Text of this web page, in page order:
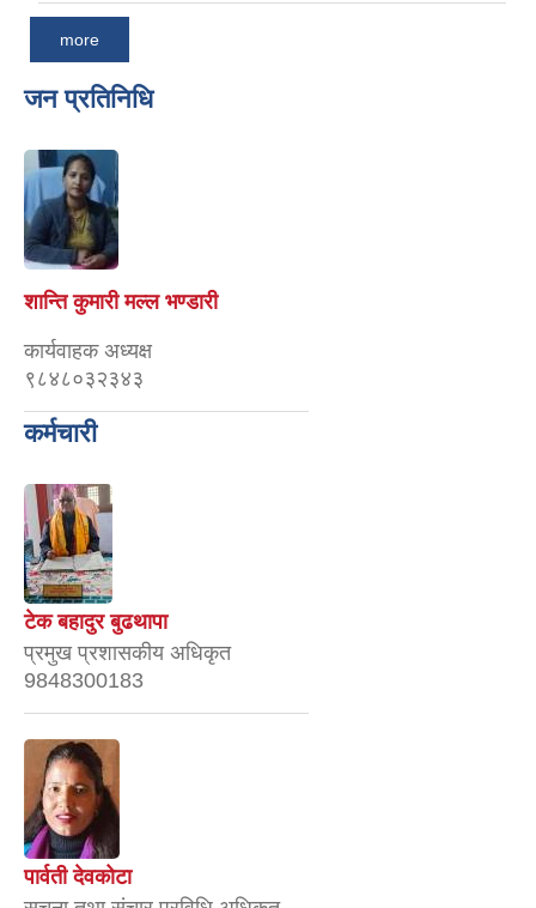
more
जन प्रतिनिधि
शान्ति कुमारी मल्ल भण्डारी
कार्यवाहक अध्यक्ष
९८४८०३२३४३
कर्मचारी
टेक बहादुर बुढथापा
प्रमुख प्रशासकीय अधिकृत
9848300183
पार्वती देवकोटा